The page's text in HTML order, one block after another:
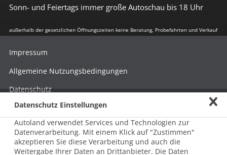
Sonn- und Feiertags immer große Autoschau bis 18 Uhr
außerhalb der gesetzlichen Öffnungszeiten keine Beratung, Probefahrten und Verkauf
Impressum
Allgemeine Nutzungsbedingungen
Datenschutz
Hinweisgebersystem nach HinSchG
Beschwerde nach LkSG
Grundsatzerklärung zum LkSG
Datenschutz Einstellungen
Autoland verwendet Services und Technologien zur
Datenverarbeitung. Mit einem Klick auf "Zustimmen"
akzeptieren Sie diese Verarbeitung und auch die
Weitergabe Ihrer Daten an Drittanbieter. Die Daten